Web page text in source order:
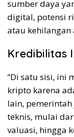
sumber daya
digital, potensi
atau kehilangan
Kredibilitas
“Di satu sisi, ini
kripto karena
lain,
teknis, mulai
valuasi, hingga